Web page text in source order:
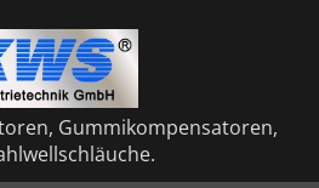
Gummikompensatoren,